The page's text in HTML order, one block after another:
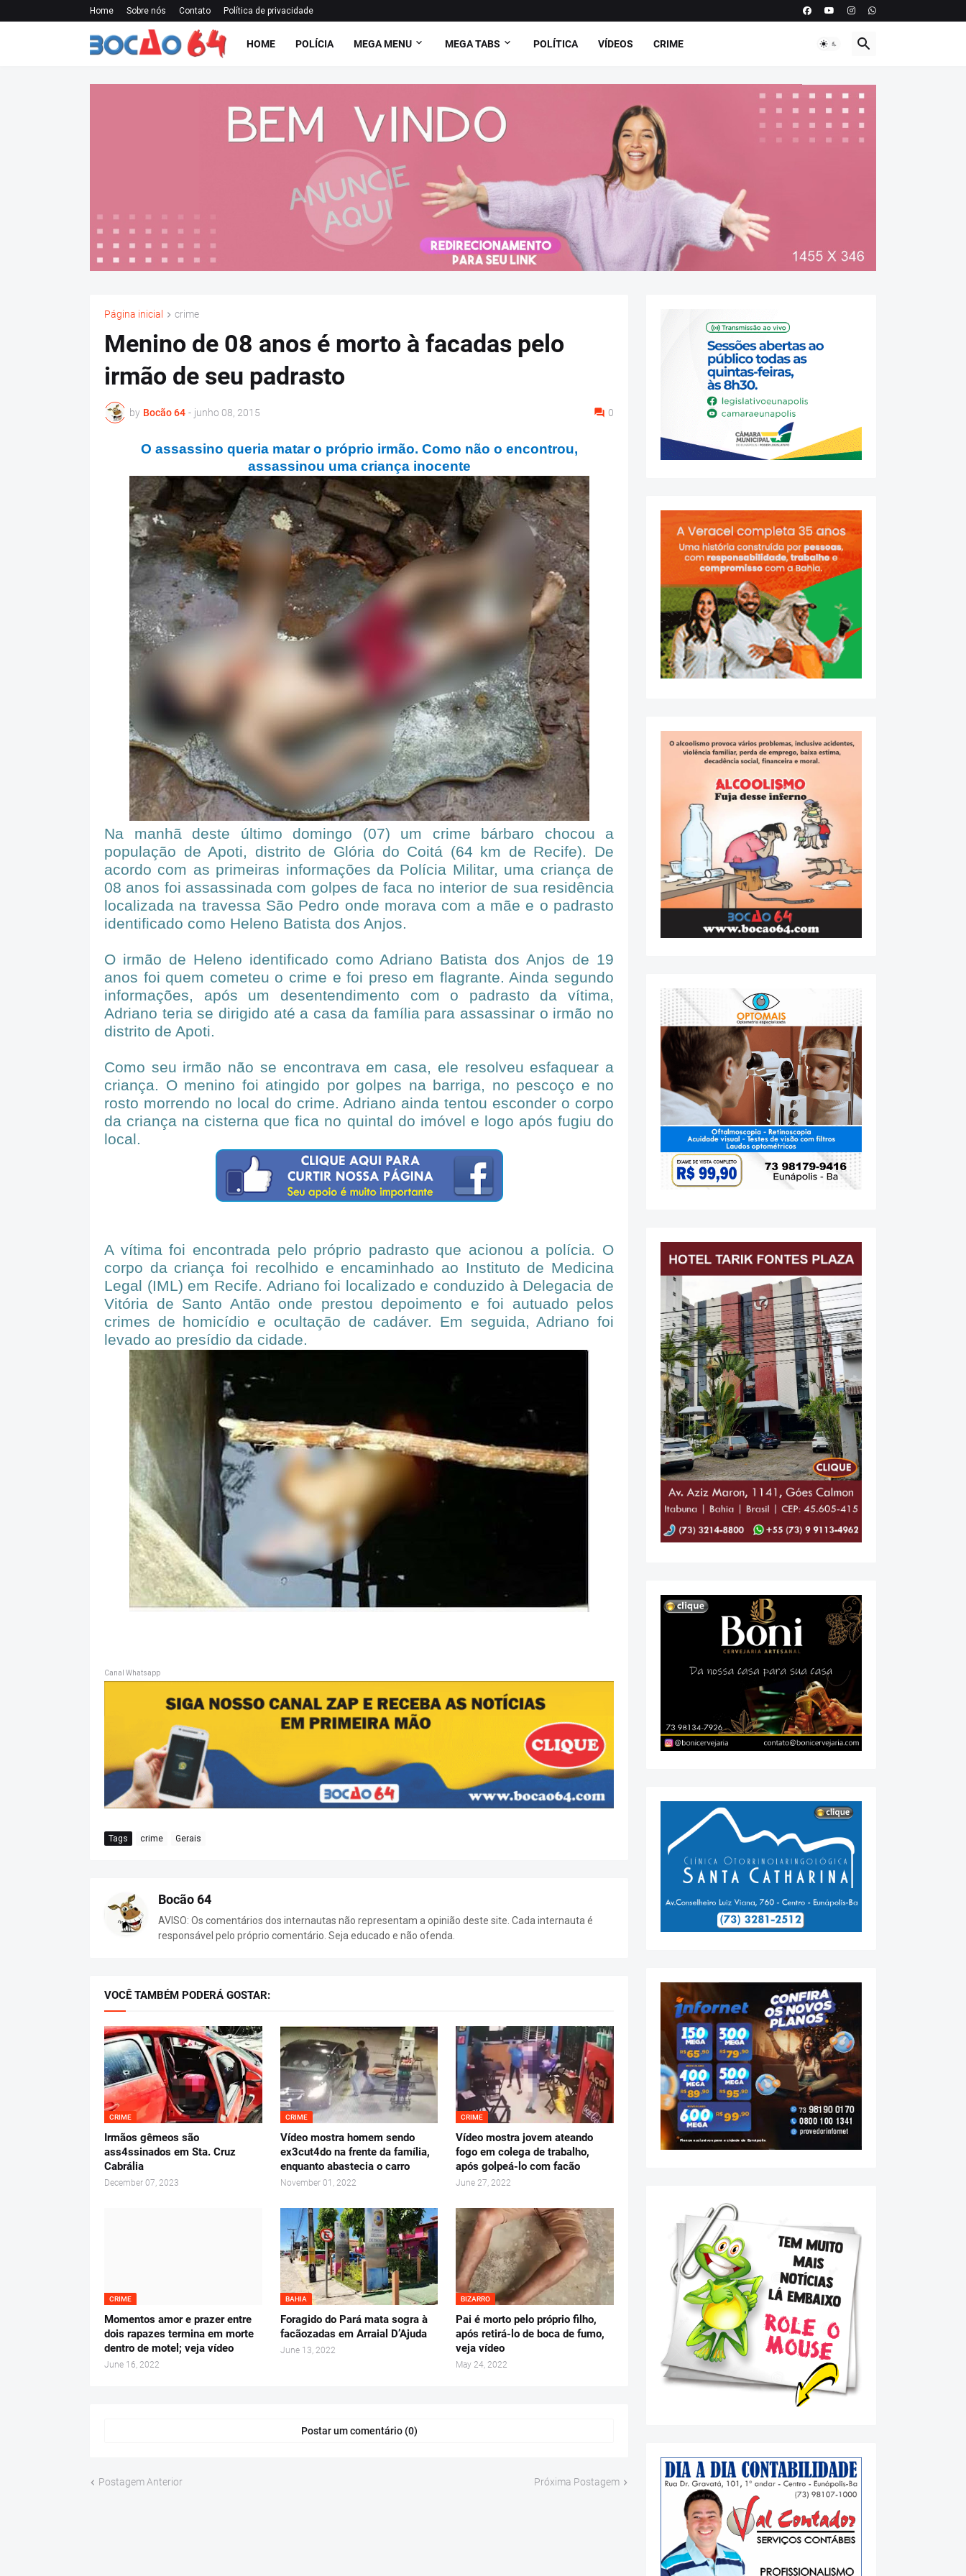
Home Sobre nós Contato Política de privacidade
HOME POLÍCIA MEGA MENU MEGA TABS POLÍTICA VÍDEOS CRIME
Página inicial crime
Menino de 08 anos é morto à facadas pelo
irmão de seu padrasto
by Bocão 64 - junho 08, 2015 0
O assassino queria matar o próprio irmão. Como não o encontrou,
assassinou uma criança inocente
Na manhã deste último domingo (07) um crime bárbaro chocou a
população de Apoti, distrito de Glória do Coitá (64 km de Recife). De
acordo com as primeiras informações da Polícia Militar, uma criança de
08 anos foi assassinada com golpes de faca no interior de sua residência
localizada na travessa São Pedro onde morava com a mãe e o padrasto
identificado como Heleno Batista dos Anjos.
O irmão de Heleno identificado como Adriano Batista dos Anjos de 19
anos foi quem cometeu o crime e foi preso em flagrante. Ainda segundo
informações, após um desentendimento com o padrasto da vítima,
Adriano teria se dirigido até a casa da família para assassinar o irmão no
distrito de Apoti.
Como seu irmão não se encontrava em casa, ele resolveu esfaquear a
criança. O menino foi atingido por golpes na barriga, no pescoço e no
rosto morrendo no local do crime. Adriano ainda tentou esconder o corpo
da criança na cisterna que fica no quintal do imóvel e logo após fugiu do
local.
A vítima foi encontrada pelo próprio padrasto que acionou a polícia. O
corpo da criança foi recolhido e encaminhado ao Instituto de Medicina
Legal (IML) em Recife. Adriano foi localizado e conduzido à Delegacia de
Vitória de Santo Antão onde prestou depoimento e foi autuado pelos
crimes de homicídio e ocultação de cadáver. Em seguida, Adriano foi
levado ao presídio da cidade.
Canal Whatsapp
Tags crime Gerais
Bocão 64
AVISO: Os comentários dos internautas não representam a opinião deste site. Cada internauta é
responsável pelo próprio comentário. Seja educado e não ofenda.
VOCÊ TAMBÉM PODERÁ GOSTAR:
CRIME
Irmãos gêmeos são
ass4ssinados em Sta. Cruz
Cabrália
December 07, 2023
CRIME
Vídeo mostra homem sendo
ex3cut4do na frente da família,
enquanto abastecia o carro
November 01, 2022
CRIME
Vídeo mostra jovem ateando
fogo em colega de trabalho,
após golpeá-lo com facão
June 27, 2022
CRIME
Momentos amor e prazer entre
dois rapazes termina em morte
dentro de motel; veja vídeo
June 16, 2022
BAHIA
Foragido do Pará mata sogra à
facãozadas em Arraial D’Ajuda
June 13, 2022
BIZARRO
Pai é morto pelo próprio filho,
após retirá-lo de boca de fumo,
veja vídeo
May 24, 2022
Postar um comentário (0)
Postagem Anterior Próxima Postagem